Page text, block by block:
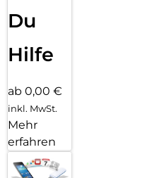
Du
Hilfe
ab 0,00 €
inkl. MwSt.
Mehr
erfahren